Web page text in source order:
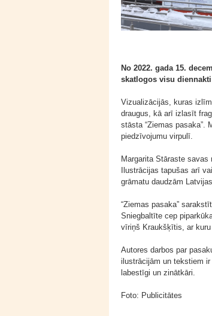
No 2022. gada 15.
skatlogos visu diennakti
Vizualizācijās, kuras
draugus, kā arī izlasīt
stāsta “Ziemas pasaka”.
piedzīvojumu virpulī.
Margarita Stāraste
Ilustrācijas tapušas arī
grāmatu daudzām
“Ziemas pasaka”
Sniegbaltīte cep
vīriņš Kraukšķītis, ar
Autores darbos par
ilustrācijām un tekstiem
labestīgi un zinātkāri.
Foto: Publicitātes